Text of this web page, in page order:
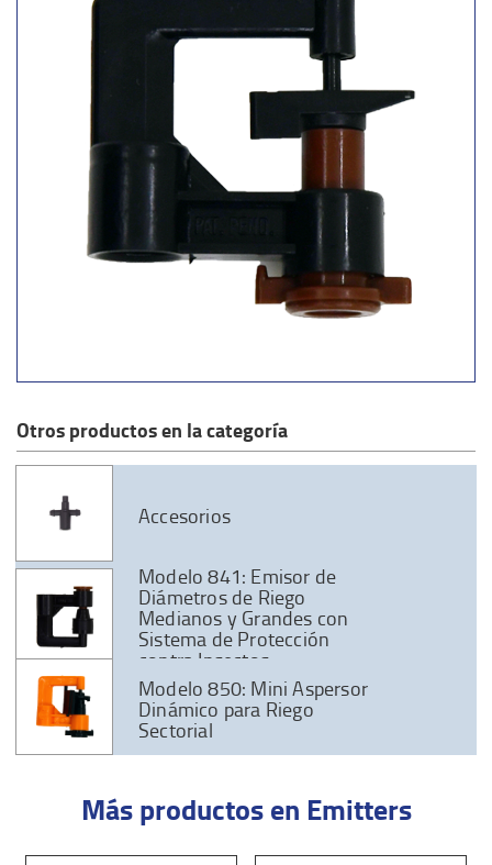
Otros productos en la categoría
Accesorios
Modelo 841: Emisor de
Diámetros de Riego
Medianos y Grandes con
Sistema de Protección
contra Insectos
Modelo 850: Mini Aspersor
Dinámico para Riego
Sectorial
Más productos en Emitters